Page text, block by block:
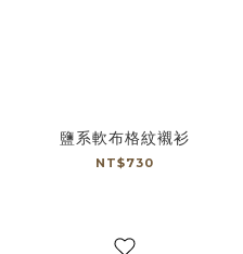
鹽系軟布格紋襯衫
NT$730